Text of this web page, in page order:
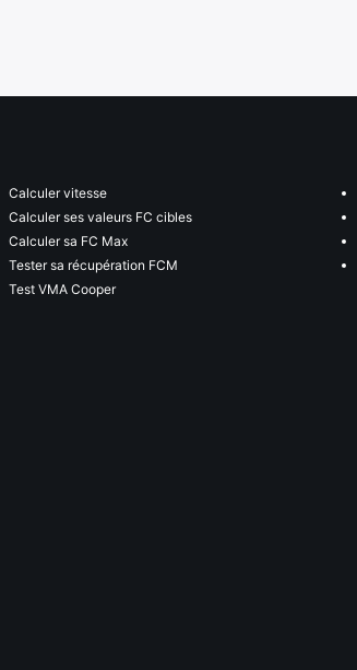
Calculer vitesse
Calculer ses valeurs FC cibles
Calculer sa FC Max
Tester sa récupération FCM
Test VMA Cooper